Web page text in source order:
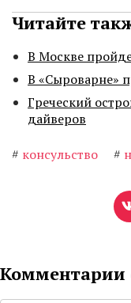
Читайте
В Москве
В «Сыроварне»
Греческий
дайверов
# консульство #
Комментарии